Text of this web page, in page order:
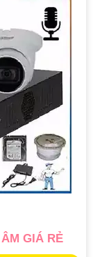
GIÁ RẺ